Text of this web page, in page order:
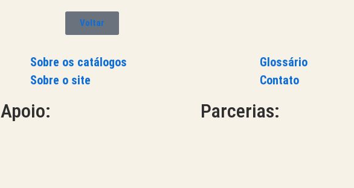
Voltar
Sobre os catálogos
Sobre o site
Glossário
Contato
Apoio: Parcerias: